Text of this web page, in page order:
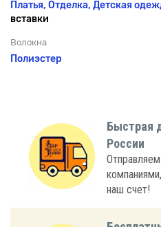
Платья, Отделка, Детская
вставки
Волокна
Полиэстер
Быстрая
России
наш счет!